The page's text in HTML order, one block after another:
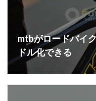
mtbがロードバイ
ドル化できる